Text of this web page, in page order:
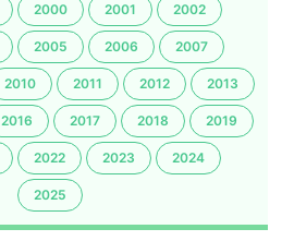
2000 2001 2002
2005 2006 2007
2010 2011 2012 2013
2016 2017 2018 2019
2022 2023 2024
2025